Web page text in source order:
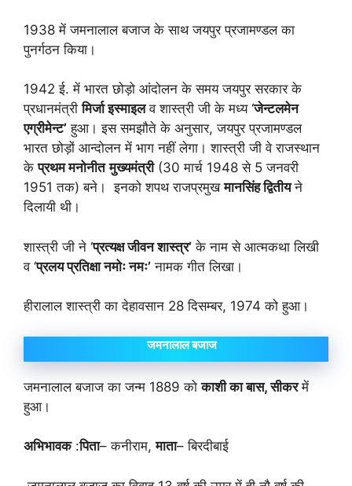
1938 में जमनालाल बजाज के साथ जयपुर प्रजामण्डल का
पुनर्गठन किया।
1942 ई. में भारत छोड़ो आंदोलन के समय जयपुर सरकार के
प्रधानमंत्रीमिर्जा इस्माइलव शास्त्री जी के मध्य ‘जेन्टलमेन
एग्रीमेन्ट’ हुआ। इस समझौते के अनुसार, जयपुर प्रजामण्डल
भारत छोड़ों आन्दोलन में भाग नहीं लेगा। शास्त्री जी वे राजस्थान
केप्रथम मनोनीत मुख्यमंत्री(30 मार्च 1948 से 5 जनवरी
1951 तक) बने। इनको शपथ राजप्रमुखमानसिंह द्वितीयने
दिलायी थी।
शास्त्री जी ने ‘प्रत्यक्ष जीवन शास्त्र’ के नाम से आत्मकथा लिखी
व ‘प्रलय प्रतिक्षा नमोः नमः’ नामक गीत लिखा।
हीरालाल शास्त्री का देहावसान 28 दिसम्बर, 1974 को हुआ।
जमनालाल बजाज
जमनालाल बजाज का जन्म 1889 कोकाशी का बास,सीकरमें
हुआ।
अभिभावक:पिता– कनीराम,माता– बिरदीबाई